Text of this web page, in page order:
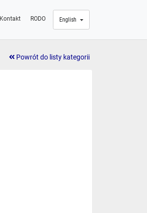
Kontakt RODO English
Powrót do listy kategorii